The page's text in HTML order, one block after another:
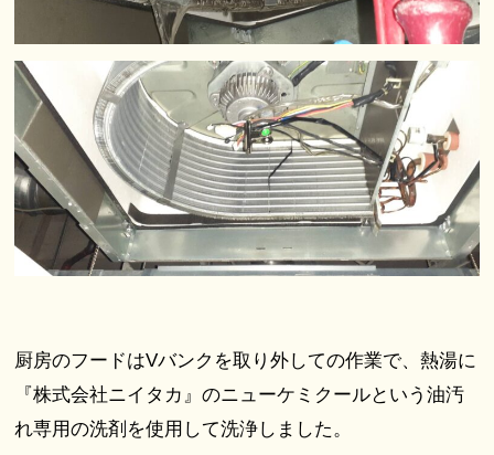
厨房のフードはVバンクを取り外しての作業で、熱湯に
『株式会社ニイタカ』のニューケミクールという油汚
れ専用の洗剤を使用して洗浄しました。